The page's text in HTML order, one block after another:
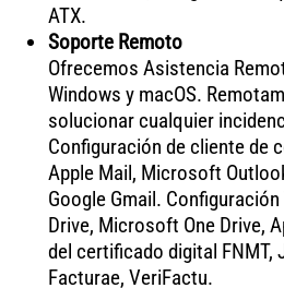
ATX.
Soporte Remoto
Ofrecemos Asistencia
Windows y macOS.
solucionar cualquier
Configuración de cliente de
Apple Mail, Microsoft
Google Gmail.
Drive, Microsoft One Drive,
del certificado digital FNMT,
Facturae, VeriFactu.